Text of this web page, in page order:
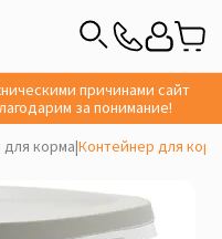
причинами сайт
за понимание!
корма|Контейнер для